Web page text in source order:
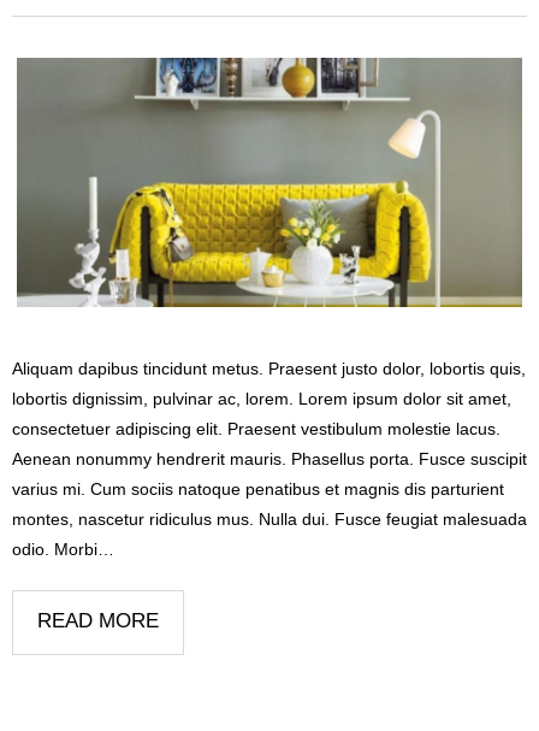
Aliquam dapibus tincidunt metus. Praesent justo dolor, lobortis quis,
lobortis dignissim, pulvinar ac, lorem. Lorem ipsum dolor sit amet,
consectetuer adipiscing elit. Praesent vestibulum molestie lacus.
Aenean nonummy hendrerit mauris. Phasellus porta. Fusce suscipit
varius mi. Cum sociis natoque penatibus et magnis dis parturient
montes, nascetur ridiculus mus. Nulla dui. Fusce feugiat malesuada
odio. Morbi…
READ MORE